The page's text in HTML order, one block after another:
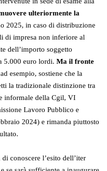
ulteriormente la
2025, in caso di distribuzione
di impresa non inferiore al
dell’importo soggetto
5.000 euro lordi.Ma il fronte
esempio, sostiene che la
la tradizionale distinzione tra
informale della Cgil, VI
Lavoro Pubblico e
2024) e rimanda piuttosto
conoscere l’esito dell’iter